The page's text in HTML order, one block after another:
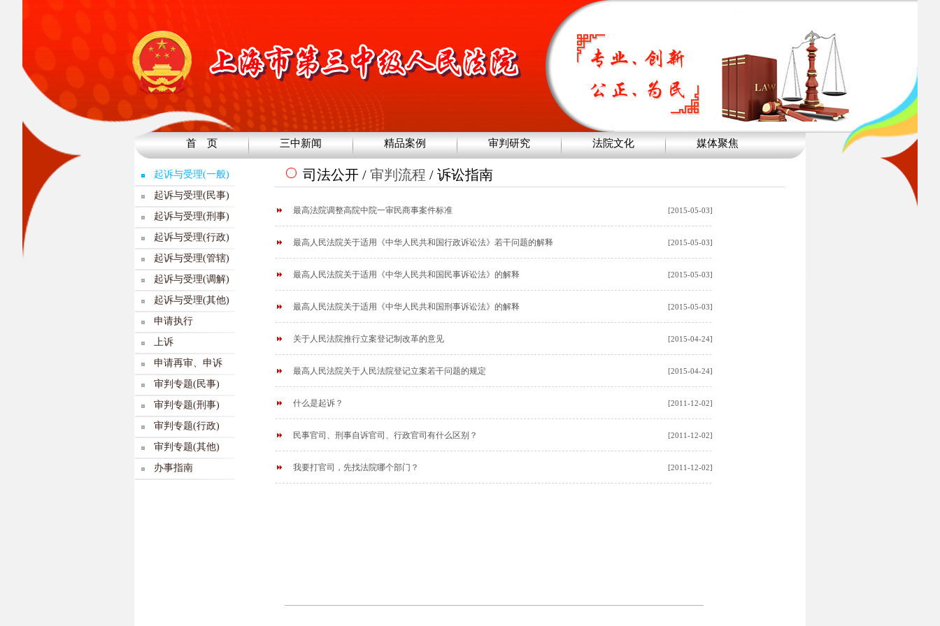
首 页 三中新闻 精品案例 审判研究 法院文化 媒体聚焦
起诉与受理(一般)
起诉与受理(民事)
起诉与受理(刑事)
起诉与受理(行政)
起诉与受理(管辖)
起诉与受理(调解)
起诉与受理(其他)
申请执行
上诉
申请再审、申诉
审判专题(民事)
审判专题(刑事)
审判专题(行政)
审判专题(其他)
办事指南
司法公开 / 审判流程 / 诉讼指南
[2015-05-03]
最高法院调整高院中院一审民商事案件标准
[2015-05-03]
最高人民法院关于适用《中华人民共和国行政诉讼法》若干问题的解释
[2015-05-03]
最高人民法院关于适用《中华人民共和国民事诉讼法》的解释
[2015-05-03]
最高人民法院关于适用《中华人民共和国刑事诉讼法》的解释
[2015-04-24]
关于人民法院推行立案登记制改革的意见
[2015-04-24]
最高人民法院关于人民法院登记立案若干问题的规定
[2011-12-02]
什么是起诉？
[2011-12-02]
民事官司、刑事自诉官司、行政官司有什么区别？
[2011-12-02]
我要打官司，先找法院哪个部门？